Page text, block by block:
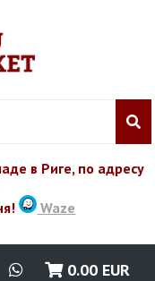
в Риге, по адресу
Waze
0.00 EUR